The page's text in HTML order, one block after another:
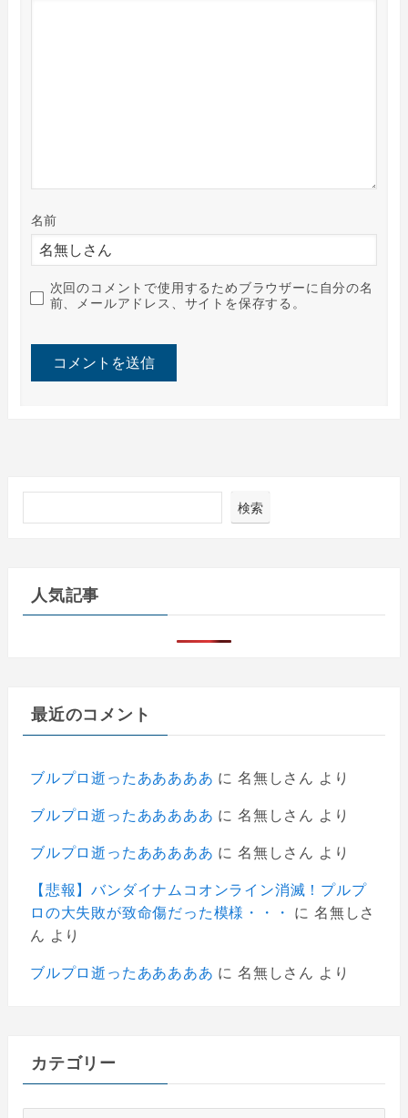
名前
次回のコメントで使用するためブラウザーに自分の名
前、メールアドレス、サイトを保存する。
検索
人気記事
最近のコメント
ブルプロ逝ったあああああ に 名無しさん より
ブルプロ逝ったあああああ に 名無しさん より
ブルプロ逝ったあああああ に 名無しさん より
【悲報】バンダイナムコオンライン消滅！プルプ
ロの大失敗が致命傷だった模様・・・
に 名無しさ
ん より
ブルプロ逝ったあああああ に 名無しさん より
カテゴリー